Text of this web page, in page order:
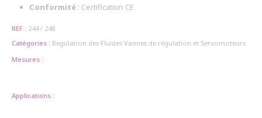
Conformité: Certification CE
REF : 244 / 248
Catégories : Regulation des Fluides Vannes de régulation et Servomoteurs
Mesures :
Applications :